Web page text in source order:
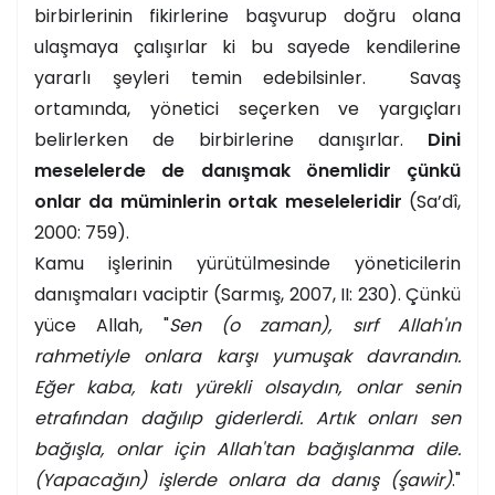
birbirlerinin fikirlerine başvurup doğru olana
ulaşmaya çalışırlar ki bu sayede kendilerine
yararlı şeyleri temin edebilsinler. Savaş
ortamında, yönetici seçerken ve yargıçları
belirlerken de birbirlerine danışırlar. Dini
meselelerde de danışmak önemlidir çünkü
onlar da müminlerin ortak meseleleridir (Sa’dî,
2000: 759).
Kamu işlerinin yürütülmesinde yöneticilerin
danışmaları vaciptir (Sarmış, 2007, II: 230). Çünkü
yüce Allah, "Sen (o zaman), sırf Allah'ın
rahmetiyle onlara karşı yumuşak davrandın.
Eğer kaba, katı yürekli olsaydın, onlar senin
etrafından dağılıp giderlerdi. Artık onları sen
bağışla, onlar için Allah'tan bağışlanma dile.
(Yapacağın) işlerde onlara da danış (şawir)."